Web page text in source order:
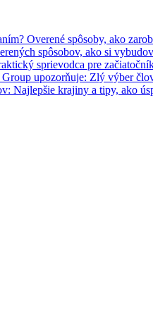
Overené spôsoby, ako
spôsobov, ako si
sprievodca pre
upozorňuje: Zlý výber
Najlepšie krajiny a tipy, ako